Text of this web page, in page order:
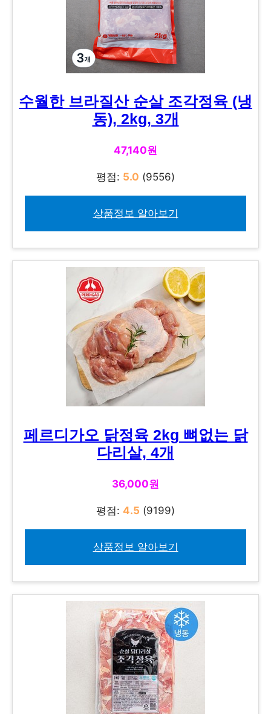
수월한 브라질산 순살 조각정육 (냉
동), 2kg, 3개
47,140원
평점: 5.0 (9556)
상품정보 알아보기
페르디가오 닭정육 2kg 뼈없는 닭
다리살, 4개
36,000원
평점: 4.5 (9199)
상품정보 알아보기